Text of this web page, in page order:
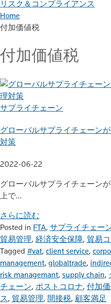
リスク＆コンプライアンス
Home
付加価値税
付加価値税
サプライチェーン
グローバルサプライチェーン
対策
2022-06-22
グローバルサプライチェーン
上で…
さらに読む
Posted in FTA, サプライチェー
貿易管理, 経済安全保障, 貿易
Tagged #vat, client service,
management, globaltrade,
risk managemant, supply chain,
チェーン, ポストコロナ, 付加
ス, 貿易管理, 間接税, 顧客満足